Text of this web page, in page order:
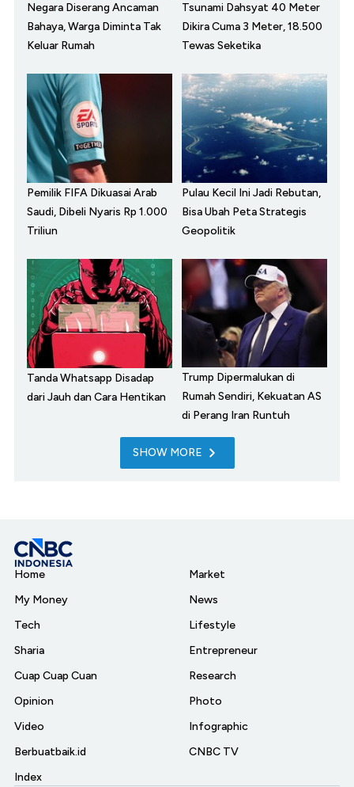
Negara Diserang Ancaman
Bahaya, Warga Diminta Tak
Keluar Rumah
Tsunami Dahsyat 40 Meter
Dikira Cuma 3 Meter, 18.500
Tewas Seketika
Pemilik FIFA Dikuasai Arab
Saudi, Dibeli Nyaris Rp 1.000
Triliun
Pulau Kecil Ini Jadi Rebutan,
Bisa Ubah Peta Strategis
Geopolitik
Tanda Whatsapp Disadap
dari Jauh dan Cara Hentikan
Trump Dipermalukan di
Rumah Sendiri, Kekuatan AS
di Perang Iran Runtuh
SHOW MORE
Home
My Money
Tech
Sharia
Cuap Cuap Cuan
Opinion
Video
Berbuatbaik.id
Index
Market
News
Lifestyle
Entrepreneur
Research
Photo
Infographic
CNBC TV